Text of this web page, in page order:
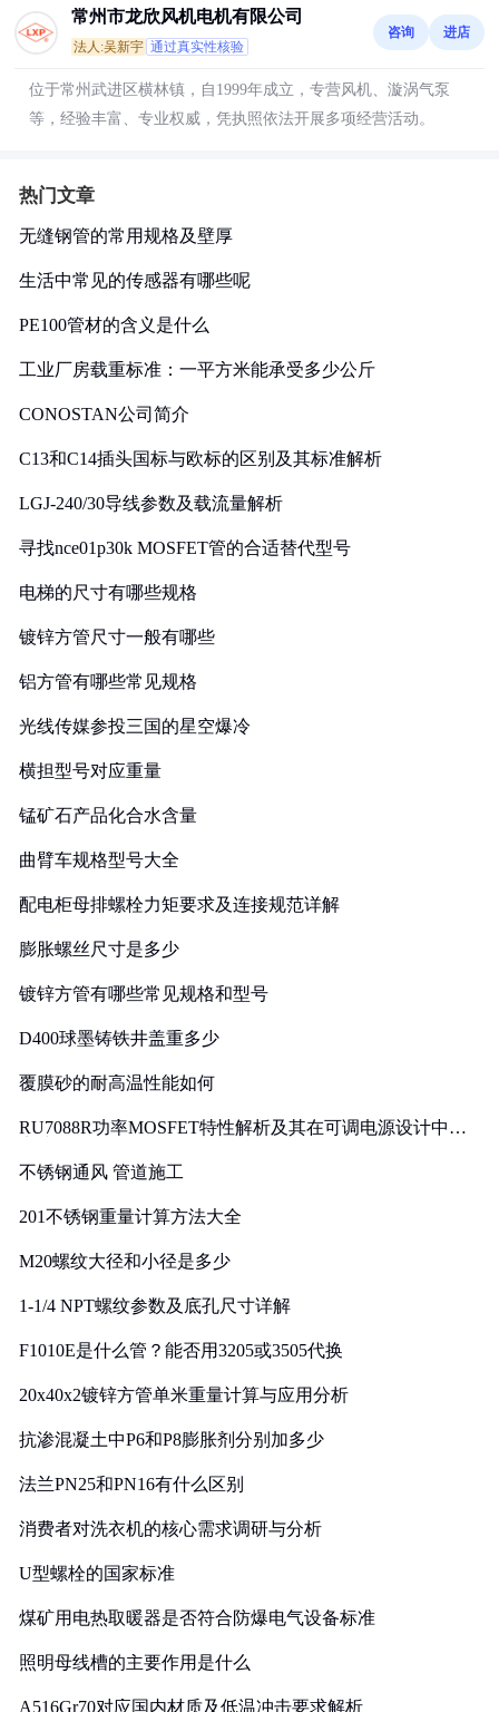
常州市龙欣风机电机有限公司
法人:吴新宇 通过真实性核验
咨询 进店
位于常州武进区横林镇，自1999年成立，专营风机、漩涡气泵
等，经验丰富、专业权威，凭执照依法开展多项经营活动。
热门文章
无缝钢管的常用规格及壁厚
生活中常见的传感器有哪些呢
PE100管材的含义是什么
工业厂房载重标准：一平方米能承受多少公斤
CONOSTAN公司简介
C13和C14插头国标与欧标的区别及其标准解析
LGJ-240/30导线参数及载流量解析
寻找nce01p30k MOSFET管的合适替代型号
电梯的尺寸有哪些规格
镀锌方管尺寸一般有哪些
铝方管有哪些常见规格
光线传媒参投三国的星空爆冷
横担型号对应重量
锰矿石产品化合水含量
曲臂车规格型号大全
配电柜母排螺栓力矩要求及连接规范详解
膨胀螺丝尺寸是多少
镀锌方管有哪些常见规格和型号
D400球墨铸铁井盖重多少
覆膜砂的耐高温性能如何
RU7088R功率MOSFET特性解析及其在可调电源设计中的
不锈钢通风 管道施工
201不锈钢重量计算方法大全
M20螺纹大径和小径是多少
1-1/4 NPT螺纹参数及底孔尺寸详解
F1010E是什么管？能否用3205或3505代换
20x40x2镀锌方管单米重量计算与应用分析
抗渗混凝土中P6和P8膨胀剂分别加多少
法兰PN25和PN16有什么区别
消费者对洗衣机的核心需求调研与分析
U型螺栓的国家标准
煤矿用电热取暖器是否符合防爆电气设备标准
照明母线槽的主要作用是什么
A516Gr70对应国内材质及低温冲击要求解析